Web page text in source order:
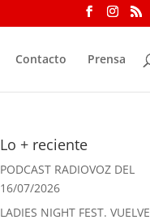
Contacto Prensa
Lo + reciente
PODCAST RADIOVOZ DEL
16/07/2026
LADIES NIGHT FEST. VUELVE